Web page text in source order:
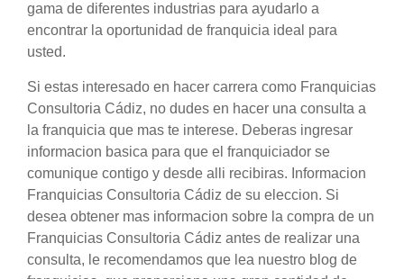
gama de diferentes industrias para ayudarlo a
encontrar la oportunidad de franquicia ideal para
usted.
Si estas interesado en hacer carrera como Franquicias
Consultoria Cádiz, no dudes en hacer una consulta a
la franquicia que mas te interese. Deberas ingresar
informacion basica para que el franquiciador se
comunique contigo y desde alli recibiras. Informacion
Franquicias Consultoria Cádiz de su eleccion. Si
desea obtener mas informacion sobre la compra de un
Franquicias Consultoria Cádiz antes de realizar una
consulta, le recomendamos que lea nuestro blog de